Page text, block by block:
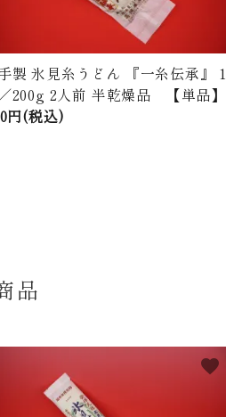
製 氷見糸うどん 『一糸伝承』 1
200g 2人前 半乾燥品 【単品】
円(税込)
品
favorite